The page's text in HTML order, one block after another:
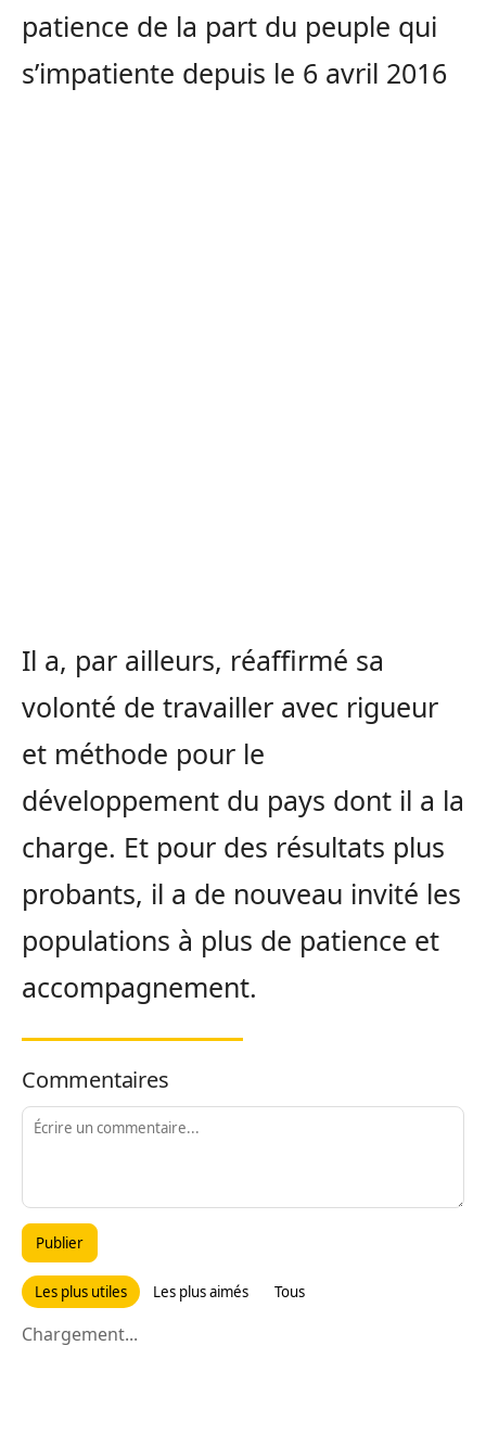
patience de la part du peuple qui
s’impatiente depuis le 6 avril 2016
Il a, par ailleurs, réaffirmé sa
volonté de travailler avec rigueur
et méthode pour le
développement du pays dont il a la
charge. Et pour des résultats plus
probants, il a de nouveau invité les
populations à plus de patience et
accompagnement.
Commentaires
Publier
Les plus utiles Les plus aimés Tous
Chargement...